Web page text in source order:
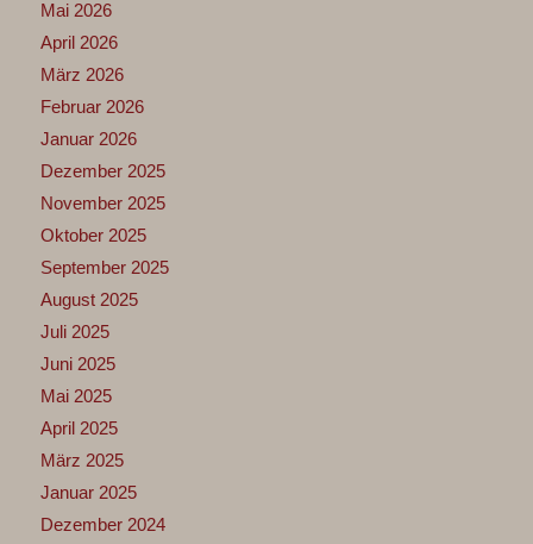
Mai 2026
April 2026
März 2026
Februar 2026
Januar 2026
Dezember 2025
November 2025
Oktober 2025
September 2025
August 2025
Juli 2025
Juni 2025
Mai 2025
April 2025
März 2025
Januar 2025
Dezember 2024